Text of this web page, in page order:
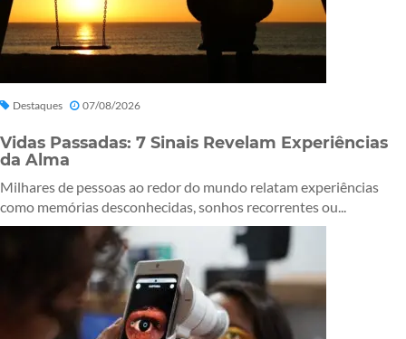
Destaques 07/08/2026
Vidas Passadas: 7 Sinais Revelam Experiências
da Alma
Milhares de pessoas ao redor do mundo relatam experiências
como memórias desconhecidas, sonhos recorrentes ou...